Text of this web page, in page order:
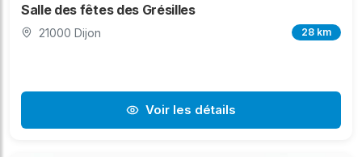
Salle des fêtes des Grésilles
21000 Dijon 28 km
Voir les détails